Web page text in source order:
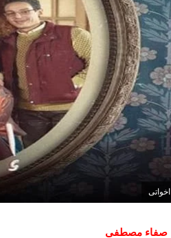
اخواتى
صفاء مصطفى